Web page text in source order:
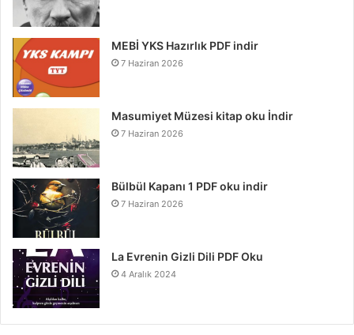
MEBİ YKS Hazırlık PDF indir
7 Haziran 2026
Masumiyet Müzesi kitap oku İndir
7 Haziran 2026
Bülbül Kapanı 1 PDF oku indir
7 Haziran 2026
La Evrenin Gizli Dili PDF Oku
4 Aralık 2024